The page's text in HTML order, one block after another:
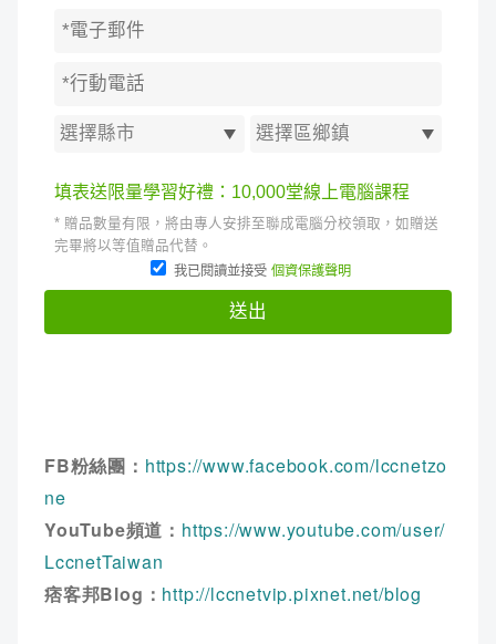
FB粉絲團： https://www.facebook.com/lccnetzo
ne
YouTube頻道： https://www.youtube.com/user/
LccnetTaiwan
痞客邦Blog： http://lccnetvip.pixnet.net/blog